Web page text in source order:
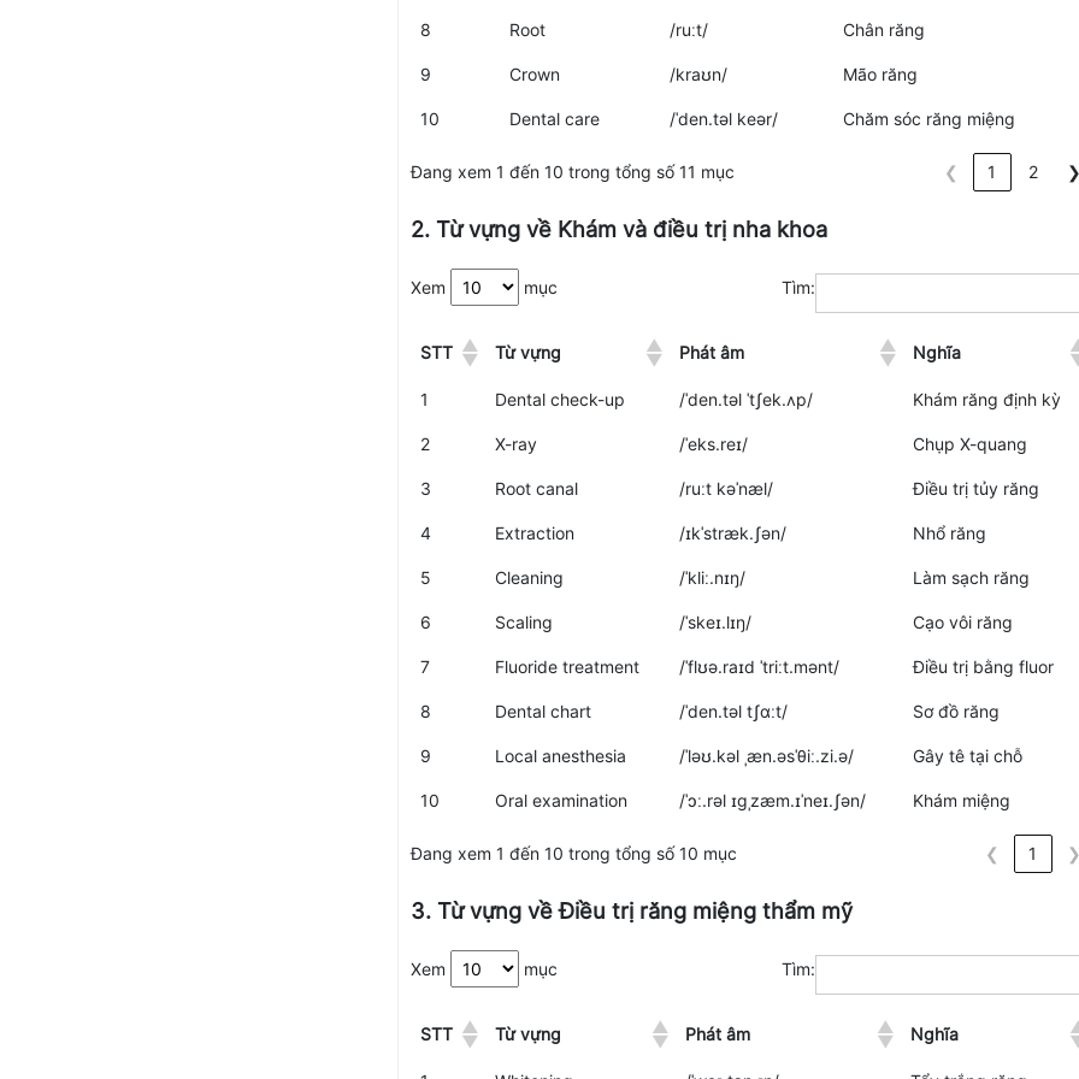
8 Root /ruːt/ Chân răng
9 Crown /kraʊn/ Mão răng
10 Dental care /ˈden.təl keər/ Chăm sóc răng miệng
Đang xem 1 đến 10 trong tổng số 11 mục ❮ 1 2
2. Từ vựng về Khám và điều trị nha khoa
Xem mục Tìm:
STT Từ vựng Phát âm Nghĩa
1 Dental check-up /ˈden.təl ˈtʃek.ʌp/ Khám răng định kỳ
2 X-ray /ˈeks.reɪ/ Chụp X-quang
3 Root canal /ruːt kəˈnæl/ Điều trị tủy răng
4 Extraction /ɪkˈstræk.ʃən/ Nhổ răng
5 Cleaning /ˈkliː.nɪŋ/ Làm sạch răng
6 Scaling /ˈskeɪ.lɪŋ/ Cạo vôi răng
7 Fluoride treatment /ˈflʊə.raɪd ˈtriːt.mənt/ Điều trị bằng fluor
8 Dental chart /ˈden.təl tʃɑːt/ Sơ đồ răng
9 Local anesthesia /ˈləʊ.kəl ˌæn.əsˈθiː.zi.ə/ Gây tê tại chỗ
10 Oral examination /ˈɔː.rəl ɪɡˌzæm.ɪˈneɪ.ʃən/ Khám miệng
Đang xem 1 đến 10 trong tổng số 10 mục ❮ 1
3. Từ vựng về Điều trị răng miệng thẩm mỹ
Xem mục Tìm:
STT Từ vựng Phát âm Nghĩa